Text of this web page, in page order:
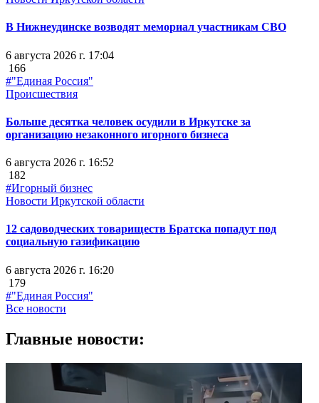
В Нижнеудинске возводят мемориал участникам СВО
6 августа 2026 г. 17:04
166
#"Единая Россия"
Происшествия
Больше десятка человек осудили в Иркутске за
организацию незаконного игорного бизнеса
6 августа 2026 г. 16:52
182
#Игорный бизнес
Новости Иркутской области
12 садоводческих товариществ Братска попадут под
социальную газификацию
6 августа 2026 г. 16:20
179
#"Единая Россия"
Все новости
Главные новости: